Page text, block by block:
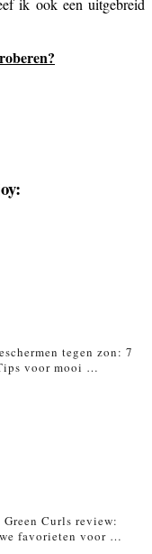
tegen zon: 7
voor mooi …
Green Curls review:
favorieten voor …